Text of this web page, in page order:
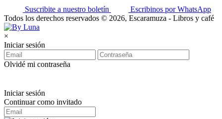
Suscribite a nuestro boletín
Escribinos por WhatsApp
Todos los derechos reservados © 2026, Escaramuza - Libros y café
×
Iniciar sesión
Olvidé mi contraseña
Iniciar sesión
Continuar como invitado